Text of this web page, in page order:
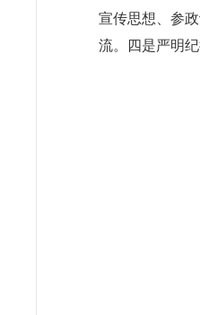
宣传思想、参
流。四是严明